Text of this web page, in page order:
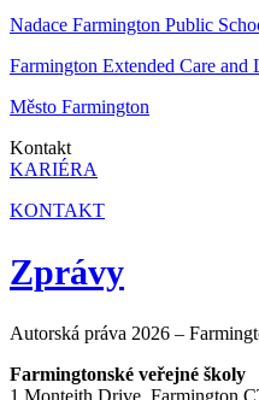
Nadace Farmington Public
Farmington Extended Care
Město Farmington
Kontakt
KARIÉRA
KONTAKT
Zprávy
Autorská práva 2026 –
Farmingtonské veřejné školy